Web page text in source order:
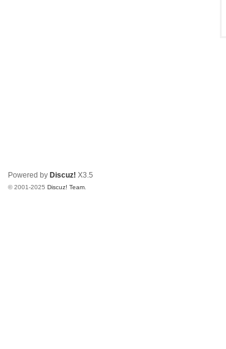
Powered by Discuz! X3.5
© 2001-2025Discuz! Team